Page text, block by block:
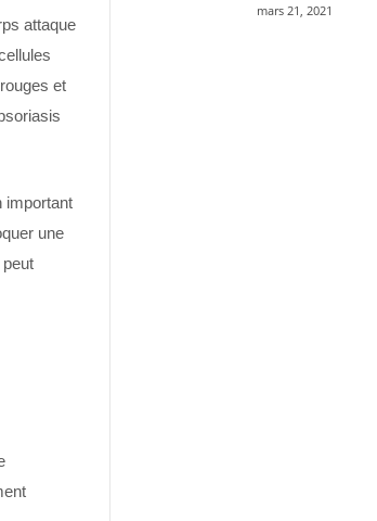
attaque
et
important
une
mars 21, 2021